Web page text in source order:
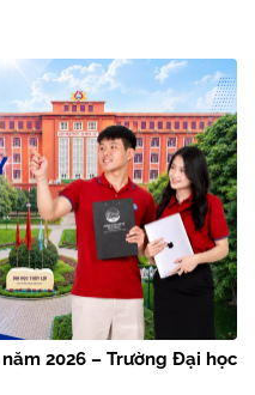
2026 – Trường Đại học